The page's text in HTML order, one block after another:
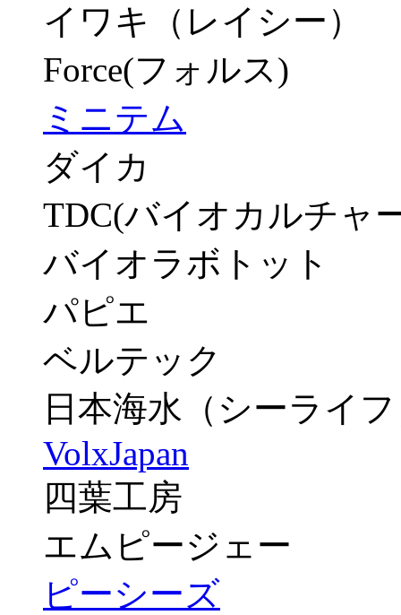
イワキ（レイシー）
Force(フォルス)
ミニテム
ダイカ
TDC(バイオカルチャ
バイオラボトット
パピエ
ベルテック
日本海水（シーライ
VolxJapan
四葉工房
エムピージェー
ピーシーズ